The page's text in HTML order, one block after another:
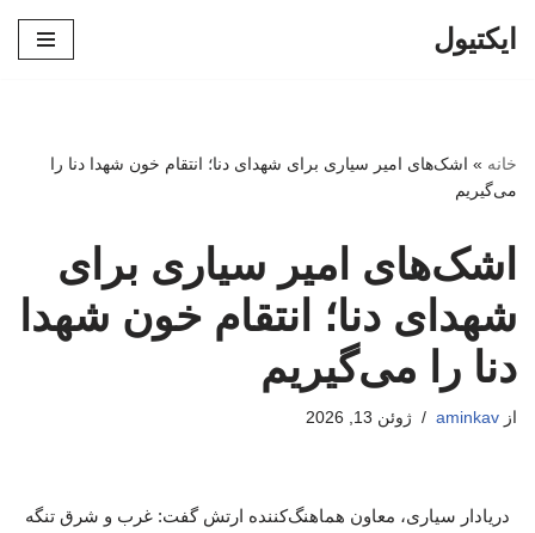
ایکتیول
خانه » اشک‌های امیر سیاری برای شهدای دنا؛ انتقام خون شهدا دنا را
می‌گیریم
اشک‌های امیر سیاری برای
شهدای دنا؛ انتقام خون شهدا
دنا را می‌گیریم
از aminkav ژوئن 13, 2026
دریادار سیاری، معاون هماهنگ‌کننده ارتش گفت: غرب و شرق تنگه